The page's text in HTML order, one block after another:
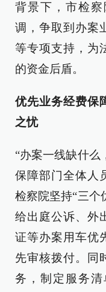
背景下，市检
调，争取到办案
等专项支持，为
的资金后盾。
优先业务经费保
之忧
“办案一线缺什么
保障部门全体人
检察院坚持“三个
给出庭公诉、外
证等办案用车优
先审核拨付。同
务，制定服务